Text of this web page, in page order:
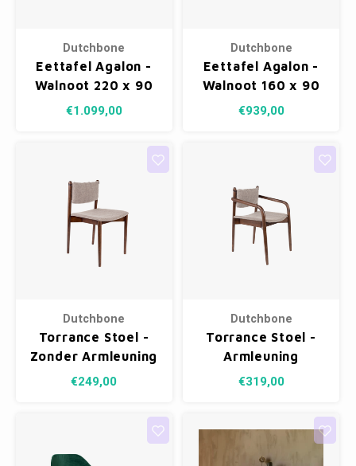
Dutchbone
Eettafel Agalon -
Walnoot 220 x 90
cm
€1.099,00
Dutchbone
Eettafel Agalon -
Walnoot 160 x 90
cm
€939,00
Dutchbone
Torrance Stoel -
Zonder Armleuning
€249,00
Dutchbone
Torrance Stoel -
Armleuning
€319,00